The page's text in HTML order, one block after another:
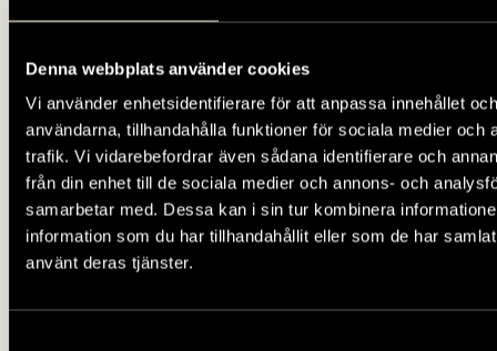
Denna webbplats använder cookies
Vi använder enhetsidentifierare för att anpassa innehållet
användarna, tillhandahålla funktioner för sociala medier och
trafik. Vi vidarebefordrar även sådana identifierare och
från din enhet till de sociala medier och annons- och
samarbetar med. Dessa kan i sin tur kombinera
information som du har tillhandahållit eller som de har
använt deras tjänster.
fredag 23 oktober
fredag 27 november